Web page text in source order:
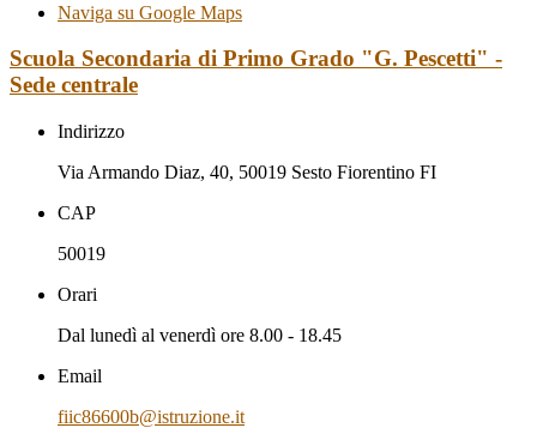
Naviga su Google Maps
Scuola Secondaria di Primo Grado "G. Pescetti" -
Sede centrale
Indirizzo
Via Armando Diaz, 40, 50019 Sesto Fiorentino FI
CAP
50019
Orari
Dal lunedì al venerdì ore 8.00 - 18.45
Email
fiic86600b@istruzione.it